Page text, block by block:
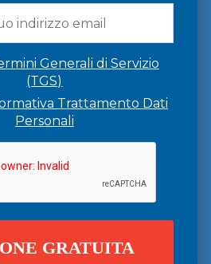
Generali di Servizio
(TGS)
Trattamento Dati
Personali